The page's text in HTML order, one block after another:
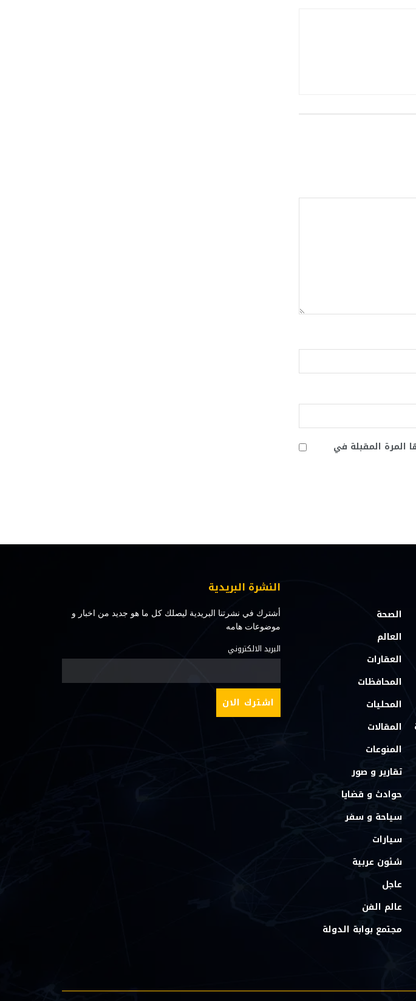
المرة المقبلة في
الصحة
العالم
العقارات
المحافظات
المحليات
المقالات
المنوعات
تقارير و صور
حوادث و قضايا
سياحة و سفر
سيارات
شئون عربية
عاجل
عالم الفن
مجتمع بوابة الدولة
النشرة البريدية
أشترك في نشرتنا البريدية ليصلك كل ما هو جديد من اخبار و
موضوعات هامه
البريد الالكتروني